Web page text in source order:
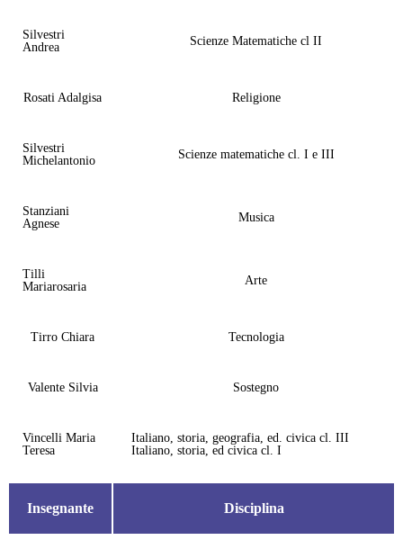
Silvestri
Andrea
Scienze Matematiche cl II
Rosati Adalgisa Religione
Silvestri
Michelantonio
Scienze matematiche cl. I e III
Stanziani
Agnese
Musica
Tilli
Mariarosaria
Arte
Tirro Chiara Tecnologia
Valente Silvia Sostegno
Vincelli Maria
Teresa
Italiano, storia, geografia, ed. civica cl. III
Italiano, storia, ed civica cl. I
Insegnante Disciplina